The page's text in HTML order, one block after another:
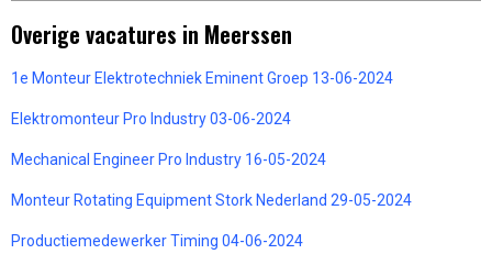
Overige vacatures in Meerssen
1e Monteur Elektrotechniek Eminent Groep 13-06-2024
Elektromonteur Pro Industry 03-06-2024
Mechanical Engineer Pro Industry 16-05-2024
Monteur Rotating Equipment Stork Nederland 29-05-2024
Productiemedewerker Timing 04-06-2024